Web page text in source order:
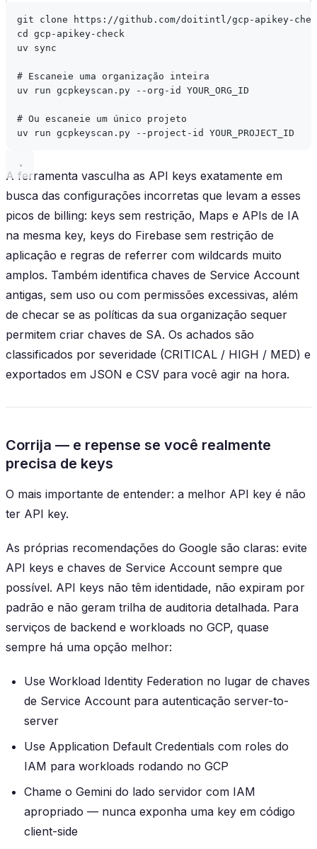
git clone
https://github.com/doitintl/gcp-apikey-
cd
gcp-apikey-check
uv
sync
# Escaneie uma organização inteira
uv
run gcpkeyscan.py --org-id YOUR_ORG_ID
# Ou escaneie um único projeto
uv
run gcpkeyscan.py --project-id YOUR_PROJECT_ID
A ferramenta vasculha as API keys exatamente em
busca das configurações incorretas que levam a esses
picos de billing: keys sem restrição, Maps e APIs de IA
na mesma key, keys do Firebase sem restrição de
aplicação e regras de referrer com wildcards muito
amplos. Também identifica chaves de Service Account
antigas, sem uso ou com permissões excessivas, além
de checar se as políticas da sua organização sequer
permitem criar chaves de SA. Os achados são
classificados por severidade (CRITICAL / HIGH / MED) e
exportados em JSON e CSV para você agir na hora.
Corrija — e repense se você realmente
precisa de keys
O mais importante de entender: a melhor API key é não
ter API key.
As próprias recomendações do Google são claras: evite
API keys e chaves de Service Account sempre que
possível. API keys não têm identidade, não expiram por
padrão e não geram trilha de auditoria detalhada. Para
serviços de backend e workloads no GCP, quase
sempre há uma opção melhor:
Use Workload Identity Federation no lugar de chaves
de Service Account para autenticação server-to-
server
Use Application Default Credentials com roles do
IAM para workloads rodando no GCP
Chame o Gemini do lado servidor com IAM
apropriado — nunca exponha uma key em código
client-side